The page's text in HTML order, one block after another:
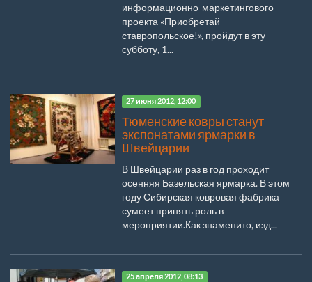
информационно-маркетингового
проекта «Приобретай
ставропольское!», пройдут в эту
субботу, 1...
27 июня 2012, 12:00
Тюменские ковры станут
экспонатами ярмарки в
Швейцарии
В Швейцарии раз в год проходит
осенняя Базельская ярмарка. В этом
году Сибирская ковровая фабрика
сумеет принять роль в
мероприятии.Как знаменито, изд...
25 апреля 2012, 08:13